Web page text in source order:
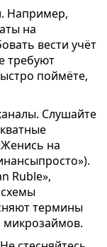
Например,
на
вести учёт
требуют
поймёте,
Слушайте
на
Ruble»,
термины